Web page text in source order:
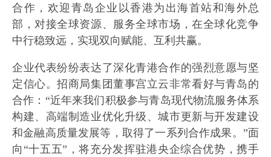
合作，欢迎青岛企业以香港为出海首站和海外总
部，对接全球资源、服务全球市场，在全球化竞争
中行稳致远，实现双向赋能、互利共赢。
企业代表纷纷表达了深化青港合作的强烈意愿与坚
定信心。招商局集团董事宫立云非常看好与青岛的
合作：“近年来我们积极参与青岛现代物流服务体系
构建、高端制造业优化升级、城市更新与开发建设
和金融高质量发展等，取得了一系列合作成果。”面
向“十五五”，将充分发挥驻港央企综合优势，携手